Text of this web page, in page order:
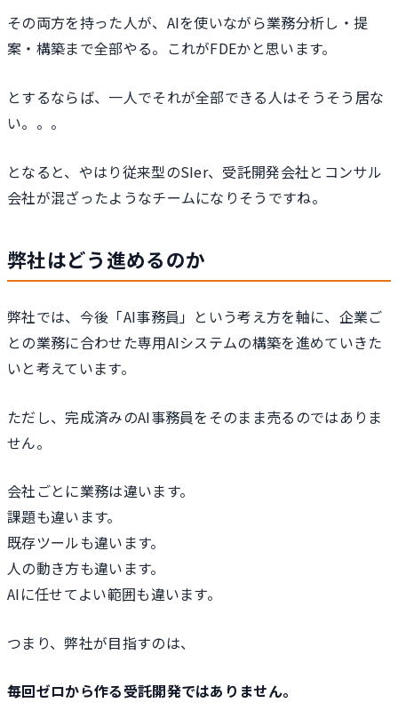
その両方を持った人が、AIを使いながら業務分析し・提
案・構築まで全部やる。これがFDEかと思います。
とするならば、一人でそれが全部できる人はそうそう居な
い。。。
となると、やはり従来型のSIer、受託開発会社とコンサル
会社が混ざったようなチームになりそうですね。
弊社はどう進めるのか
弊社では、今後「AI事務員」という考え方を軸に、企業ご
との業務に合わせた専用AIシステムの構築を進めていきた
いと考えています。
ただし、完成済みのAI事務員をそのまま売るのではありま
せん。
会社ごとに業務は違います。
課題も違います。
既存ツールも違います。
人の動き方も違います。
AIに任せてよい範囲も違います。
つまり、弊社が目指すのは、
毎回ゼロから作る受託開発ではありません。